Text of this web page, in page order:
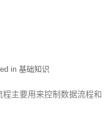
in 基础知识
主要用来控制数据流程和